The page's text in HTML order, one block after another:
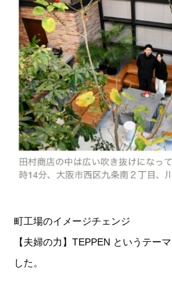
町工場のイメージチェンジ
【夫婦の力】TEPPEN というテー
した。